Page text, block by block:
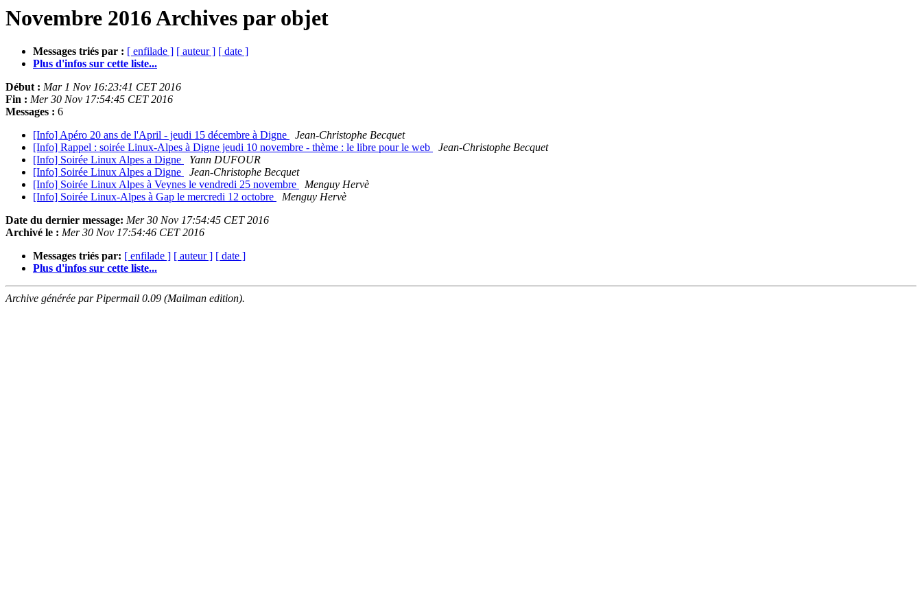
Novembre 2016 Archives par objet
Messages triés par : [ enfilade ] [ auteur ] [ date ]
Plus d'infos sur cette liste...
Début : Mar 1 Nov 16:23:41 CET 2016
Fin : Mer 30 Nov 17:54:45 CET 2016
Messages : 6
[Info] Apéro 20 ans de l'April - jeudi 15 décembre à Digne
Jean-Christophe Becquet
[Info] Rappel : soirée Linux-Alpes à Digne jeudi 10 novembre - thème : le libre pour le web
Jean-Christophe Becquet
[Info] Soirée Linux Alpes a Digne
Yann DUFOUR
[Info] Soirée Linux Alpes a Digne
Jean-Christophe Becquet
[Info] Soirée Linux Alpes à Veynes le vendredi 25 novembre
Menguy Hervè
[Info] Soirée Linux-Alpes à Gap le mercredi 12 octobre
Menguy Hervè
Date du dernier message: Mer 30 Nov 17:54:45 CET 2016
Archivé le : Mer 30 Nov 17:54:46 CET 2016
Messages triés par: [ enfilade ] [ auteur ] [ date ]
Plus d'infos sur cette liste...
Archive générée par Pipermail 0.09 (Mailman edition).